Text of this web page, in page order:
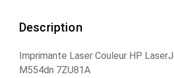
Description
Imprimante Laser Couleur HP
M554dn 7ZU81A